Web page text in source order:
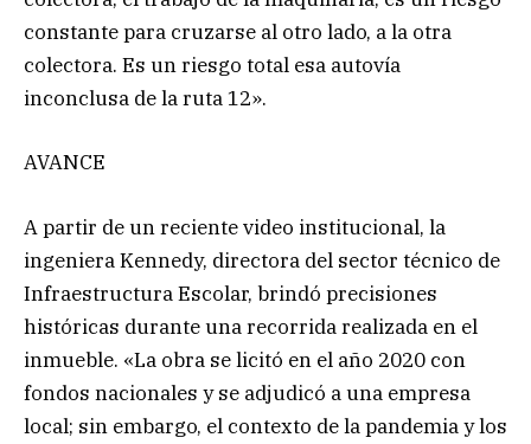
constante para cruzarse al otro lado, a la otra
colectora. Es un riesgo total esa autovía
inconclusa de la ruta 12».
AVANCE
A partir de un reciente video institucional, la
ingeniera Kennedy, directora del sector técnico de
Infraestructura Escolar, brindó precisiones
históricas durante una recorrida realizada en el
inmueble. «La obra se licitó en el año 2020 con
fondos nacionales y se adjudicó a una empresa
local; sin embargo, el contexto de la pandemia y los